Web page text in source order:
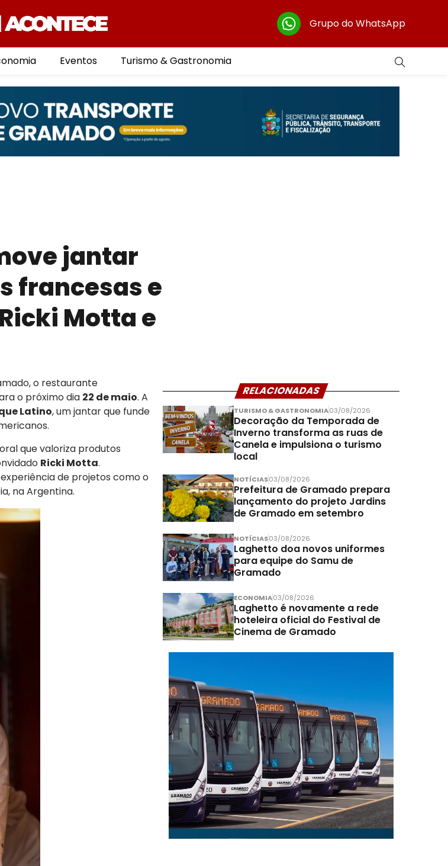
Grupo do WhatsApp
Eventos Turismo & Gastronomia
jantar
francesas e
Motta e
o restaurante
o próximo dia 22 de maio. A
Latino, um jantar que funde
que valoriza produtos
Ricki Motta.
de projetos como o
na Argentina.
RELACIONADAS
TURISMO & GASTRONOMIA03/08/2026
Decoração da Temporada de
Inverno transforma as ruas de
Canela e impulsiona o turismo
local
NOTÍCIAS03/08/2026
Prefeitura de Gramado prepara
lançamento do projeto Jardins
de Gramado em setembro
NOTÍCIAS03/08/2026
Laghetto doa novos uniformes
para equipe do Samu de
Gramado
ECONOMIA03/08/2026
Laghetto é novamente a rede
hoteleira oficial do Festival de
Cinema de Gramado